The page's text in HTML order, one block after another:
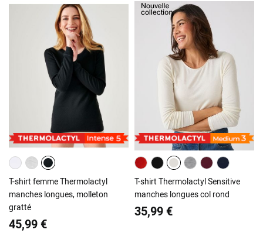
T-shirt femme Thermolactyl
manches longues, molleton
gratté
45,99 €
T-shirt Thermolactyl Sensitive
manches longues col rond
35,99 €